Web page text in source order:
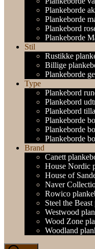
Plankeborde
Plankeborde
Plankebord
Plankeborde
Stil
Rustikke
Billige
Plankeborde
Type
Plankebord
Plankebord
Plankebord
Plankeborde
Plankeborde
Plankeborde
Brand
Canett
House Nordic
House of
Naver
Rowico
Steel the
Westwood
Wood Zone
Woodland